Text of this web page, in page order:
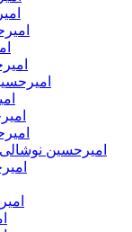
امیرحسین